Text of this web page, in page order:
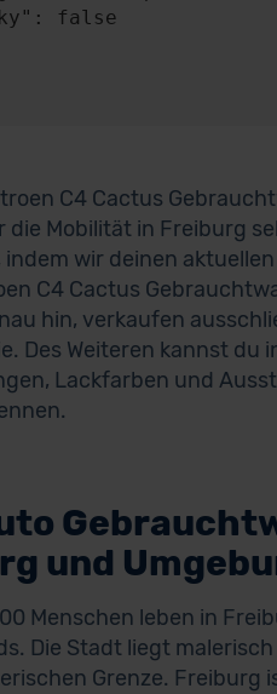
C4 Cactus
die Mobilität in Freiburg
indem wir deinen
C4 Cactus
hin, verkaufen
Des Weiteren kannst
Lackfarben und
und
Menschen leben in
Die Stadt liegt
Grenze.